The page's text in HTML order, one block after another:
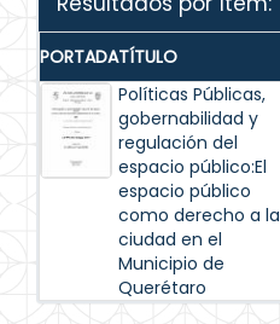
PORTADATÍTULO
Políticas Públicas,
gobernabilidad y
regulación del
espacio público:El
espacio público
como derecho a la
ciudad en el
Municipio de
Querétaro